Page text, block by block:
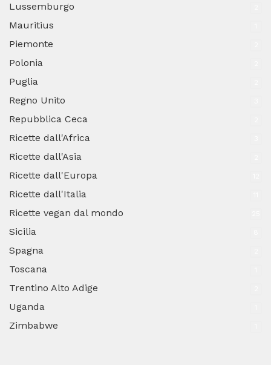
Lussemburgo
Mauritius
Piemonte
Polonia
Puglia
Regno Unito
Repubblica Ceca
Ricette dall'Africa
Ricette dall'Asia
Ricette dall'Europa
Ricette dall'Italia
Ricette vegan dal mondo
Sicilia
Spagna
Toscana
Trentino Alto Adige
Uganda
Zimbabwe